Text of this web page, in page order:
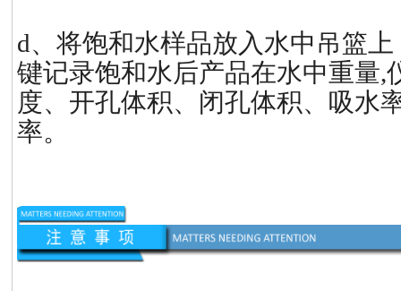
d、将饱和水样品放入水中吊篮
键记录饱和水后产品在水中重量,
度、开孔体积、闭孔体积、吸水
率。